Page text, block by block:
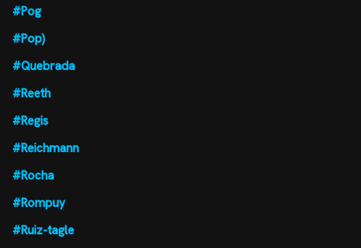
#Pog
#Pop)
#Quebrada
#Reeth
#Regis
#Reichmann
#Rocha
#Rompuy
#Ruiz-tagle